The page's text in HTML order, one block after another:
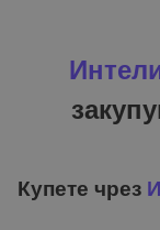
Купете чрез